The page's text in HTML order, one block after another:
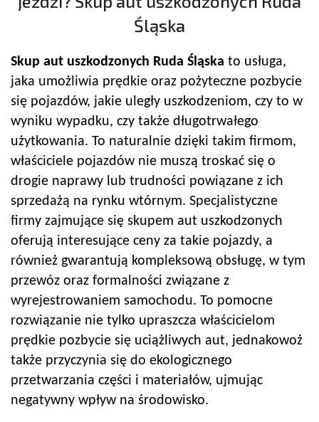
Śląska
Skup aut uszkodzonych Ruda Śląska to usługa,
jaka umożliwia prędkie oraz pożyteczne pozbycie
się pojazdów, jakie uległy uszkodzeniom, czy to w
wyniku wypadku, czy także długotrwałego
użytkowania. To naturalnie dzięki takim firmom,
właściciele pojazdów nie muszą troskać się o
drogie naprawy lub trudności powiązane z ich
sprzedażą na rynku wtórnym. Specjalistyczne
firmy zajmujące się skupem aut uszkodzonych
oferują interesujące ceny za takie pojazdy, a
również gwarantują kompleksową obsługę, w tym
przewóz oraz formalności związane z
wyrejestrowaniem samochodu. To pomocne
rozwiązanie nie tylko upraszcza właścicielom
prędkie pozbycie się uciążliwych aut, jednakowoż
także przyczynia się do ekologicznego
przetwarzania części i materiałów, ujmując
negatywny wpływ na środowisko.